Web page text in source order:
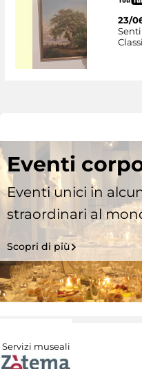
23/
Eventi
Eventi unici in
straordinari al
Scopri di più
Servizi museali